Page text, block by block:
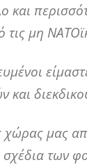
και
τις μη
και
χώρας μας
σχέδια των